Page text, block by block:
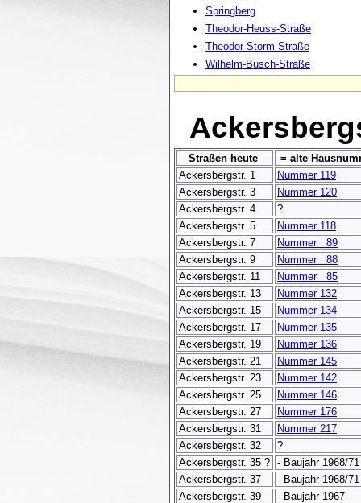
Springberg
Theodor-Heuss-Straße
Theodor-Storm-Straße
Wilhelm-Busch-Straße
Straßen heute
= alte
Ackersbergstr. 1
Nummer 119
Ackersbergstr. 3
Nummer 120
Ackersbergstr. 4
?
Ackersbergstr. 5
Nummer 118
Ackersbergstr. 7
Nummer 89
Ackersbergstr. 9
Nummer 88
Ackersbergstr. 11
Nummer 85
Ackersbergstr. 13
Nummer 132
Ackersbergstr. 15
Nummer 134
Ackersbergstr. 17
Nummer 135
Ackersbergstr. 19
Nummer 136
Ackersbergstr. 21
Nummer 145
Ackersbergstr. 23
Nummer 142
Ackersbergstr. 25
Nummer 146
Ackersbergstr. 27
Nummer 176
Ackersbergstr. 31
Nummer 217
Ackersbergstr. 32
?
Ackersbergstr. 35 ? - Baujahr 1968/71
Ackersbergstr. 37
- Baujahr 1968/71
Ackersbergstr. 39
- Baujahr 1967